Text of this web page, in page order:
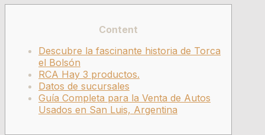
Content
Descubre la fascinante historia de Torca
el Bolsón
RCA Hay 3 productos.
Datos de sucursales
Guía Completa para la Venta de Autos
Usados en San Luis, Argentina